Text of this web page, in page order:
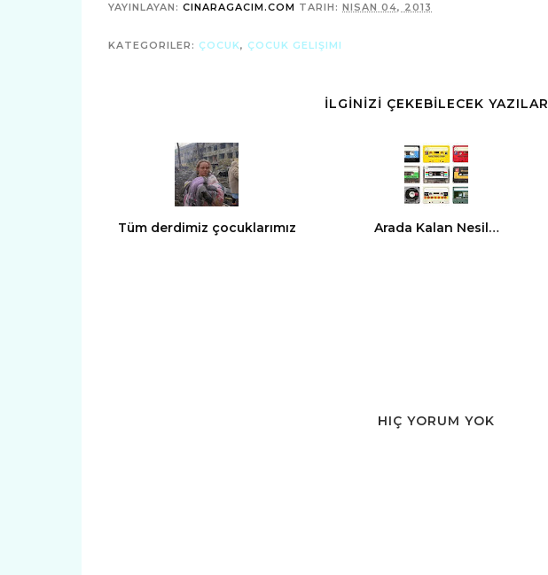
YAYINLAYAN: CINARAGACIM.COM TARIH: NISAN 04, 2013
KATEGORILER: ÇOCUK, ÇOCUK GELIŞIMI
İLGİNİZİ ÇEKEBİLECEK YAZILAR
Tüm derdimiz çocuklarımız Arada Kalan Nesil…
HIÇ YORUM YOK